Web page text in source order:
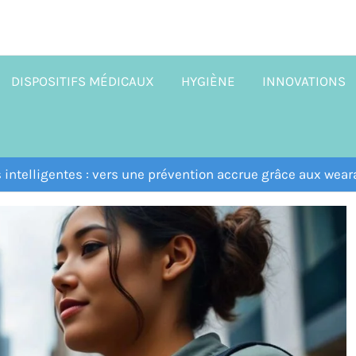
DISPOSITIFS MÉDICAUX HYGIÈNE INNOVATIONS
: vers une prévention accrue grâce aux